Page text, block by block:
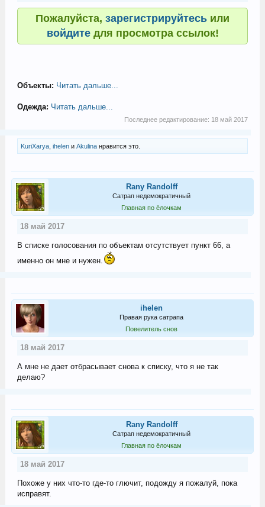
Пожалуйста, зарегистрируйтесь или
войдите для просмотра ссылок!
Объекты: Читать дальше...
Одежда: Читать дальше...
Последнее редактирование: 18 май 2017
KuriXarya, ihelenи Akulinaнравится это.
Rany Randolff
Сатрап недемократичный
Главная по ёлочкам
18 май 2017
В списке голосования по объектам отсутствует пункт 66, а
именно он мне и нужен.
ihelen
Правая рука сатрапа
Повелитель снов
18 май 2017
А мне не дает отбрасывает снова к списку, что я не так
делаю?
Rany Randolff
Сатрап недемократичный
Главная по ёлочкам
18 май 2017
Похоже у них что-то где-то глючит, подожду я пожалуй, пока
исправят.